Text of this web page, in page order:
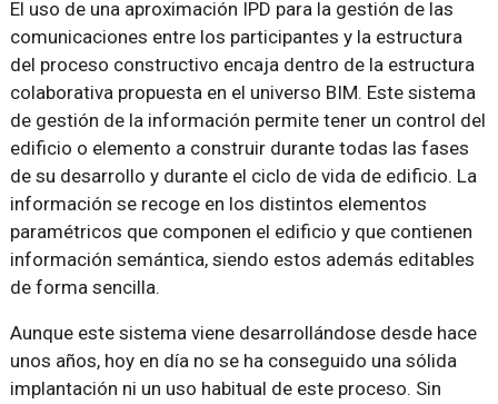
El uso de una aproximación IPD para la gestión de las
comunicaciones entre los participantes y la estructura
del proceso constructivo encaja dentro de la estructura
colaborativa propuesta en el universo BIM. Este sistema
de gestión de la información permite tener un control del
edificio o elemento a construir durante todas las fases
de su desarrollo y durante el ciclo de vida de edificio. La
información se recoge en los distintos elementos
paramétricos que componen el edificio y que contienen
información semántica, siendo estos además editables
de forma sencilla.
Aunque este sistema viene desarrollándose desde hace
unos años, hoy en día no se ha conseguido una sólida
implantación ni un uso habitual de este proceso. Sin